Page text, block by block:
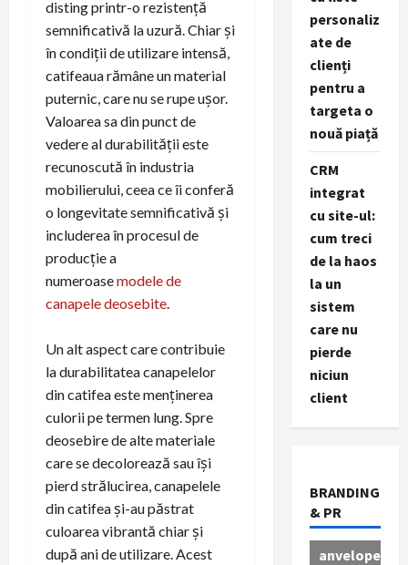
disting printr-o rezistență
semnificativă la uzură. Chiar și
în condiții de utilizare intensă,
catifeaua rămâne un material
puternic, care nu se rupe ușor.
Valoarea sa din punct de
vedere al durabilității este
recunoscută în industria
mobilierului, ceea ce îi conferă
o longevitate semnificativă și
includerea în procesul de
producție a
numeroasemodele de
canapele deosebite
Un alt aspect care contribuie
la durabilitatea canapelelor
din catifea este menținerea
culorii pe termen lung. Spre
deosebire de alte materiale
care se decolorează sau își
pierd strălucirea, canapelele
din catifea și-au păstrat
culoarea vibrantă chiar și
după ani de utilizare. Acest
personaliz
ate de
clienți
pentru a
targeta o
nouă piață
CRM
integrat
cu site-ul:
cum treci
de la haos
la un
sistem
care nu
pierde
niciun
client
BRANDING
& PR
anvelope